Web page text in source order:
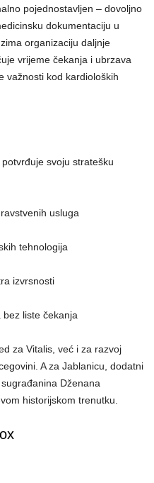
pojednostavljen – dovoljno
dokumentaciju u
organizaciju daljnje
vrijeme čekanja i ubrzava
važnosti kod kardioloških
svoju stratešku
usluga
tehnologija
izvrsnosti
liste čekanja
za Vitalis, već i za razvoj
A za Jablanicu, dodatni
Dženana
historijskom trenutku.